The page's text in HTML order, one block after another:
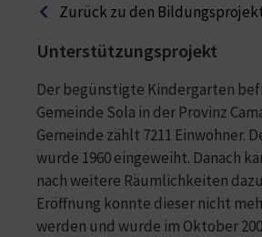
Zurück zu den
Unterstützungsprojekt
Der begünstigte Kindergarten
Gemeinde Sola in der Provinz
Gemeinde zählt 7211 Einwohner.
wurde 1960 eingeweiht. Danach
nach weitere Räumlichkeiten
Eröffnung konnte dieser nicht
werden und wurde im Oktober